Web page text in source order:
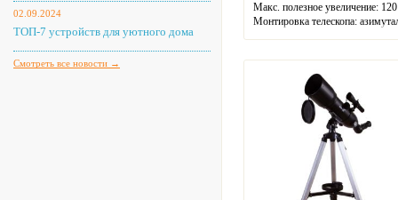
02.09.2024
ТОП-7 устройств для уютного дома
Смотреть все новости →
Макс. полезное увеличение: 120
Монтировка телескопа: